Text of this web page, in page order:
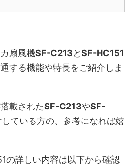
扇風機SF-C213とSF-HC151
する機能や特長をご紹介しま
載されたSF-C213やSF-
ている方の、参考になれば嬉
の詳しい内容は以下から確認